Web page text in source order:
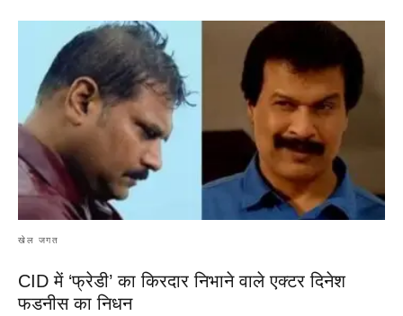
खेल जगत
CID में ‘फ्रेडी’ का किरदार निभाने वाले एक्टर दिनेश
फडनीस का निधन